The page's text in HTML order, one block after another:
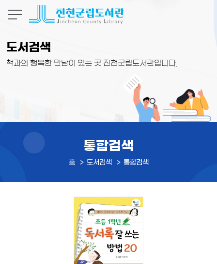
도서검색
책과의 행복한 만남이 있는 곳 진천군립도서관입니다.
통합검색
홈 도서검색 통합검색